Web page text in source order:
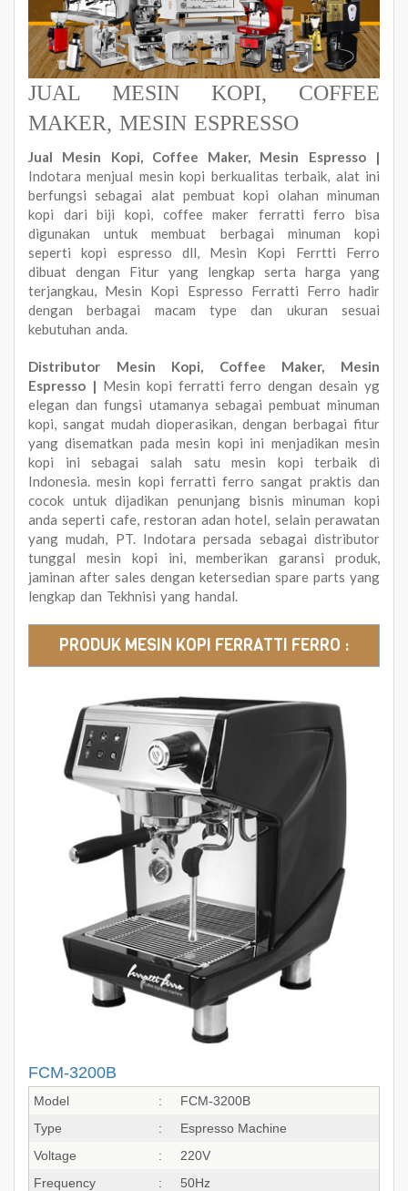
JUAL MESIN KOPI, COFFEE
MAKER, MESIN ESPRESSO
Jual Mesin Kopi, Coffee Maker, Mesin Espresso |
Indotara menjual mesin kopi berkualitas terbaik, alat ini
berfungsi sebagai alat pembuat kopi olahan minuman
kopi dari biji kopi, coffee maker ferratti ferro bisa
digunakan untuk membuat berbagai minuman kopi
seperti kopi espresso dll, Mesin Kopi Ferrtti Ferro
dibuat dengan Fitur yang lengkap serta harga yang
terjangkau, Mesin Kopi Espresso Ferratti Ferro hadir
dengan berbagai macam type dan ukuran sesuai
kebutuhan anda.
Distributor Mesin Kopi, Coffee Maker, Mesin
Espresso | Mesin kopi ferratti ferro dengan desain yg
elegan dan fungsi utamanya sebagai pembuat minuman
kopi, sangat mudah dioperasikan, dengan berbagai fitur
yang disematkan pada mesin kopi ini menjadikan mesin
kopi ini sebagai salah satu mesin kopi terbaik di
Indonesia. mesin kopi ferratti ferro sangat praktis dan
cocok untuk dijadikan penunjang bisnis minuman kopi
anda seperti cafe, restoran adan hotel, selain perawatan
yang mudah, PT. Indotara persada sebagai distributor
tunggal mesin kopi ini, memberikan garansi produk,
jaminan after sales dengan ketersedian spare parts yang
lengkap dan Tekhnisi yang handal.
PRODUK MESIN KOPI FERRATTI FERRO :
FCM-3200B
Model :
FCM-3200B
Type
:
Espresso Machine
Voltage
:
220V
Frequency
:
50Hz